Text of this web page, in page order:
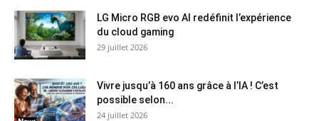
LG Micro RGB evo AI redéfinit l’expérience
du cloud gaming
29 juillet 2026
Vivre jusqu’à 160 ans grâce à l’IA ! C’est
possible selon...
24 juillet 2026